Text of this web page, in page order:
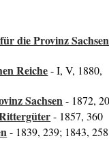
die Provinz Sachsen
Reiche- I, V, 1880,
Sachsen- 1872,
- 1857, 360
- 1839, 239; 1843,